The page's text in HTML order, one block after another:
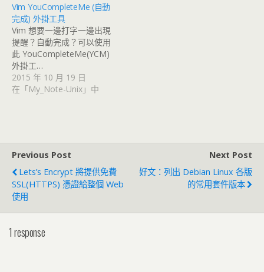
Vim YouCompleteMe (自動
完成) 外掛工具
Vim 想要一邊打字一邊出現
提醒？自動完成？可以使用
此 YouCompleteMe(YCM)
外掛工…
2015 年 10 月 19 日
在「My_Note-Unix」中
Previous Post
Lets’s Encrypt 將提供免費
SSL(HTTPS) 憑證給整個 Web
使用
Next Post
好文：列出 Debian Linux 各版
的常用套件版本
1 response